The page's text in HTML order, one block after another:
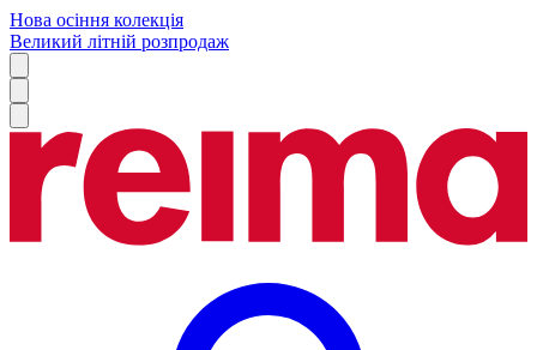
Нова осіння колекція
Великий літній розпродаж